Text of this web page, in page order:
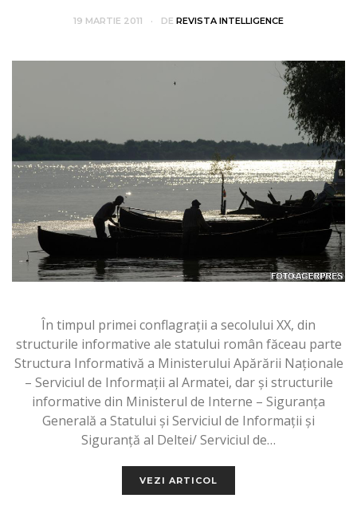
19 MARTIE 2011 DE REVISTA INTELLIGENCE
În timpul primei conflagrații a secolului XX, din
structurile informative ale statului român făceau parte
Structura Informativă a Ministerului Apărării Naționale
– Serviciul de Informații al Armatei, dar și structurile
informative din Ministerul de Interne – Siguranța
Generală a Statului și Serviciul de Informații și
Siguranță al Deltei/ Serviciul de…
VEZI ARTICOL